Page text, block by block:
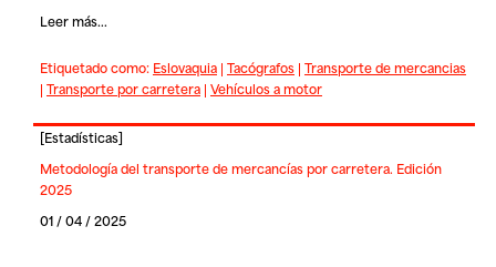
Leer más...
Etiquetado como: Eslovaquia| Tacógrafos| Transporte de mercancias
| Transporte por carretera| Vehículos a motor
[Estadísticas]
Metodología del transporte de mercancías por carretera. Edición
2025
01 / 04 / 2025